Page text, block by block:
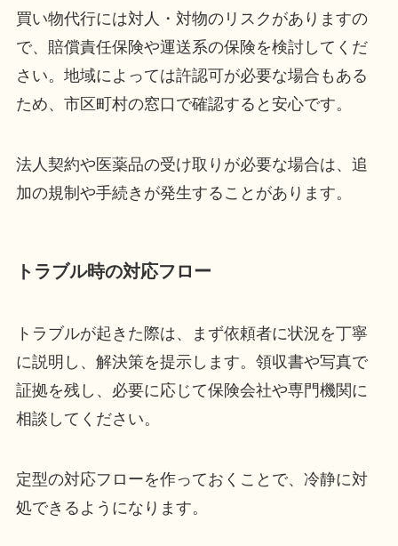
買い物代行には対人・対物のリスクがありますの
で、賠償責任保険や運送系の保険を検討してくだ
さい。地域によっては許認可が必要な場合もある
ため、市区町村の窓口で確認すると安心です。
法人契約や医薬品の受け取りが必要な場合は、追
加の規制や手続きが発生することがあります。
トラブル時の対応フロー
トラブルが起きた際は、まず依頼者に状況を丁寧
に説明し、解決策を提示します。領収書や写真で
証拠を残し、必要に応じて保険会社や専門機関に
相談してください。
定型の対応フローを作っておくことで、冷静に対
処できるようになります。